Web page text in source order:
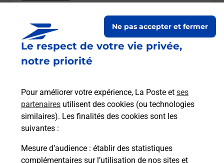
Le respect de votre vie privée,
notre priorité
Pour améliorer votre expérience, La Poste et ses
partenaires utilisent des cookies (ou technologies
similaires). Les finalités des cookies sont les
suivantes :
Mesure d’audience : établir des statistiques
complémentaires sur l’utilisation de nos sites et
Ne pas accepter et fermer
Boîte aux Lettres La Poste
Prochaine collecte du courrier vendredi
08h00
26150 Marignac En Diois
Le lien s'ouvre dans un nouvel onglet
Le lien s'ouvre dans un nouvel onglet